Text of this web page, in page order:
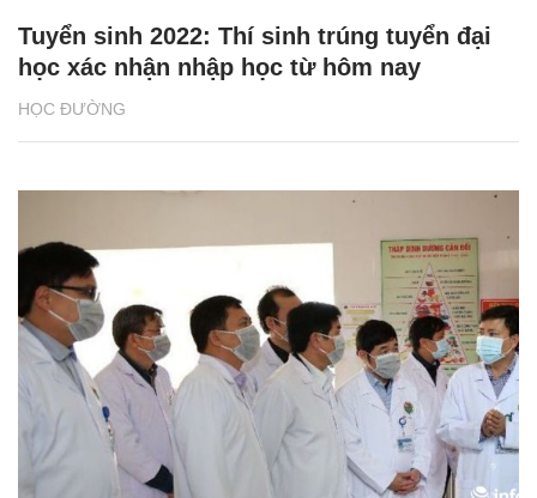
HỌC ĐƯỜNG
Tuyển sinh 2022: Thí sinh trúng tuyển đại
học xác nhận nhập học từ hôm nay